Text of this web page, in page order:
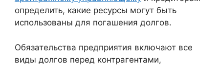
определить, какие ресурсы могут быть
использованы для погашения долгов.
Обязательства предприятия включают все
виды долгов перед контрагентами,